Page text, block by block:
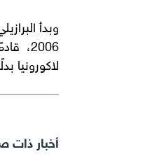
لاكورونيا
أخبار ذات